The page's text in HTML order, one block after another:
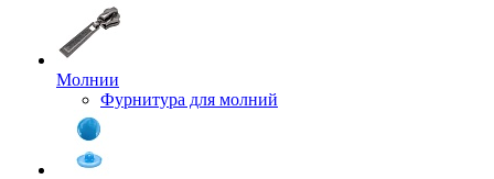
Молнии
Фурнитура для молний